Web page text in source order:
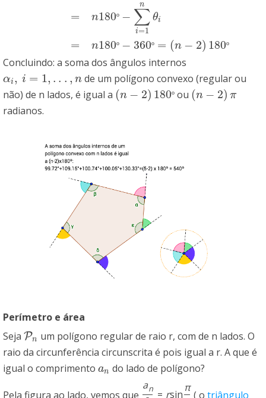
=
=
n180º − ∑
i=1
n
θi
n180º − 360º = (n − 2) 180º
n180
Concluindo: a soma dos ângulos internos
αi , i = 1, . . . , n
αi,i= 1 ...,n
de um polígono convexo (regular ou
não) de n lados, é igual a (n − 2) 180º
(n− 2) 180 º ou (n − 2) π
(n− 2) π
radianos.
Perímetro e área
Seja Pn
Pn um polígono regular de raio r, com de n lados. O
raio da circunferência circunscrita é pois igual a r. A que é
igual o comprimento an
an do lado de polígono?
Pela figura ao lado, vemos que
an = rsin
π
( otriângulo